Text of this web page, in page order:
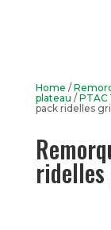
Home /
plateau / PTAC
pack ridelles